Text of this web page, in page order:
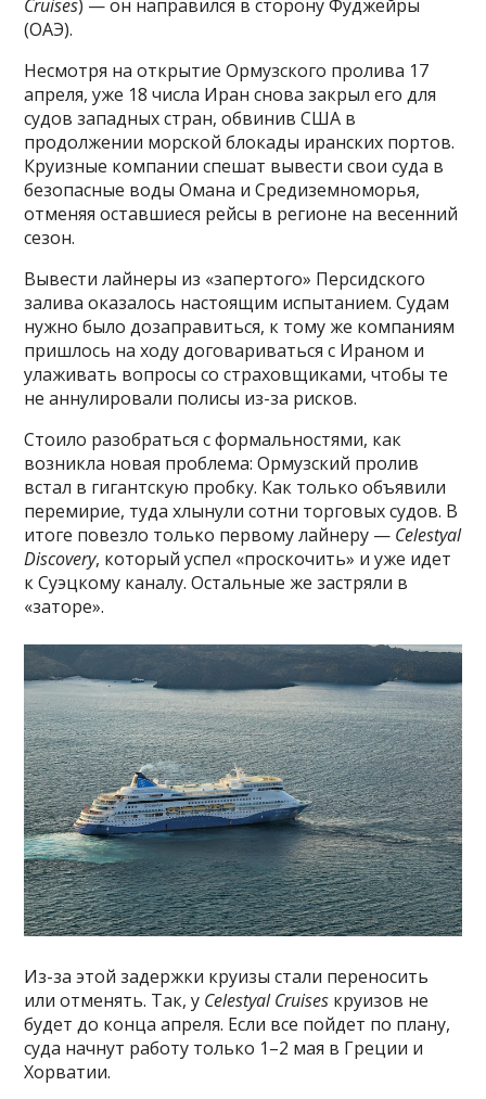
Cruises) — он направился в сторону Фуджейры
(ОАЭ).
Несмотря на открытие Ормузского пролива 17
апреля, уже 18 числа Иран снова закрыл его для
судов западных стран, обвинив США в
продолжении морской блокады иранских портов.
Круизные компании спешат вывести свои суда в
безопасные воды Омана и Средиземноморья,
отменяя оставшиеся рейсы в регионе на весенний
сезон.
Вывести лайнеры из «запертого» Персидского
залива оказалось настоящим испытанием. Судам
нужно было дозаправиться, к тому же компаниям
пришлось на ходу договариваться с Ираном и
улаживать вопросы со страховщиками, чтобы те
не аннулировали полисы из-за рисков.
Стоило разобраться с формальностями, как
возникла новая проблема: Ормузский пролив
встал в гигантскую пробку. Как только объявили
перемирие, туда хлынули сотни торговых судов. В
итоге повезло только первому лайнеру — Celestyal
Discovery, который успел «проскочить» и уже идет
к Суэцкому каналу. Остальные же застряли в
«заторе».
Из-за этой задержки круизы стали переносить
или отменять. Так, у Celestyal Cruises круизов не
будет до конца апреля. Если все пойдет по плану,
суда начнут работу только 1–2 мая в Греции и
Хорватии.